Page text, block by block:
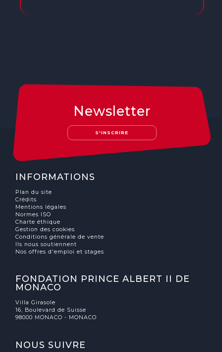
Newsletter
S'INSCRIRE
INFORMATIONS
Plan du site
Crédits
Mentions légales
Normes ISO
Charte éthique
Gestion des cookies
Conditions générale de vente
Ils nous soutiennent
Nos offres d'emploi et stages
FONDATION PRINCE ALBERT II DE
MONACO
Villa Girasole
16, Boulevard de Suisse
98000 MONACO - MONACO
NOUS SUIVRE